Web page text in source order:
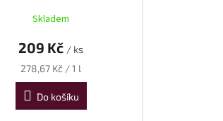
Skladem
209 Kč / ks
Měrná
cena:
278,67 Kč / 1 l
Do košíku